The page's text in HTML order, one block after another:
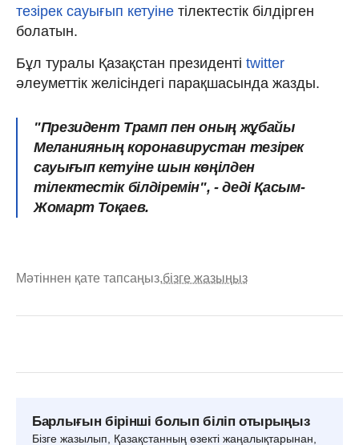
тезірек сауығып кетуіне тілектестік білдірген
болатын.
Бұл туралы Қазақстан президенті twitter
әлеуметтік желісіндегі парақшасында жазды.
"Президент Трамп пен оның жұбайы
Меланияның коронавирустан тезірек
сауығып кетуіне шын көңілден
тілектестік білдіремін", - деді Қасым-
Жомарт Тоқаев.
Мәтіннен қате тапсаңыз,бізге жазыңыз
Барлығын бірінші болып біліп отырыңыз
Бізге жазылып, Қазақстанның өзекті жаңалықтарынан,